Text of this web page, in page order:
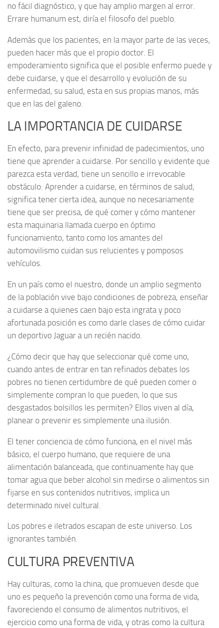
no fácil diagnóstico, y que hay amplio margen al error.
Errare humanum est, diría el filosofo del pueblo.
Además que los pacientes, en la mayor parte de las veces,
pueden hacer más que el propio doctor. El
empoderamiento significa que el posible enfermo puede y
debe cuidarse, y que el desarrollo y evolución de su
enfermedad, su salud, esta en sus propias manos, más
que en las del galeno.
LA IMPORTANCIA DE CUIDARSE
En efecto, para prevenir infinidad de padecimientos, uno
tiene que aprender a cuidarse. Por sencillo y evidente que
parezca esta verdad, tiene un sencillo e irrevocable
obstáculo: Aprender a cuidarse, en términos de salud,
significa tener cierta idea, aunque no necesariamente
tiene que ser precisa, de qué comer y cómo mantener
esta maquinaria llamada cuerpo en óptimo
funcionamiento, tanto como los amantes del
automovilismo cuidan sus relucientes y pomposos
vehículos.
En un país como el nuestro, donde un amplio segmento
de la población vive bajo condiciones de pobreza, enseñar
a cuidarse a quienes caen bajo esta ingrata y poco
afortunada posición es como darle clases de cómo cuidar
un deportivo Jaguar a un recién nacido.
¿Cómo decir que hay que seleccionar qué come uno,
cuando antes de entrar en tan refinados debates los
pobres no tienen certidumbre de qué pueden comer o
simplemente compran lo que pueden, lo que sus
desgastados bolsillos les permiten? Ellos viven al día,
planear o prevenir es simplemente una ilusión.
El tener conciencia de cómo funciona, en el nivel más
básico, el cuerpo humano, que requiere de una
alimentación balanceada, que continuamente hay que
tomar agua que beber alcohol sin medirse o alimentos sin
fijarse en sus contenidos nutritivos, implica un
determinado nivel cultural.
Los pobres e iletrados escapan de este universo. Los
ignorantes también.
CULTURA PREVENTIVA
Hay culturas, como la china, que promueven desde que
uno es pequeño la prevención como una forma de vida,
favoreciendo el consumo de alimentos nutritivos, el
ejercicio como una forma de vida, y otras como la cultura